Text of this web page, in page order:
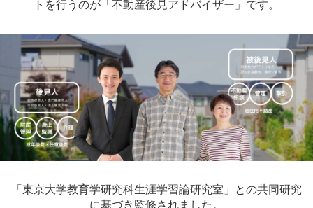
トを行うのが「不動産後見アドバイザー」です。
「東京大学教育学研究科生涯学習論研究室」との共同研究
に基づき監修されました。